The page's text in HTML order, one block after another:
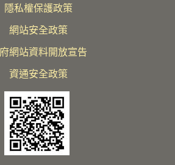
隱私權保護政策
網站安全政策
網站資料開放宣告
資通安全政策